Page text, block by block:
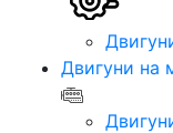
Двигуни на